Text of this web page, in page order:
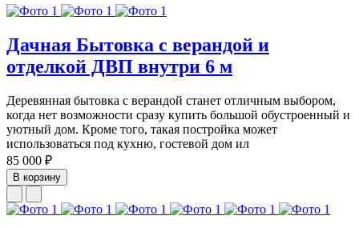
Дачная Бытовка с верандой и
отделкой ДВП внутри 6 м
Деревянная бытовка с верандой станет отличным выбором,
когда нет возможности сразу купить большой обустроенный и
уютный дом. Кроме того, такая постройка может
использоваться под кухню, гостевой дом ил
85 000 ₽
В корзину